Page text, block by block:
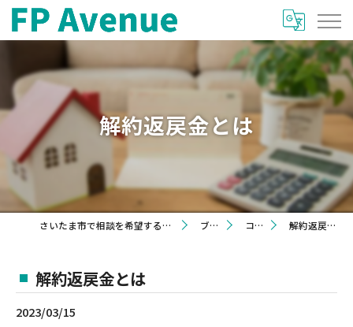
解約返戻金とは
さいたま市で相談を希望するならFP Avenue ブログ コラム 解約返戻金とは
解約返戻金とは
2023/03/15